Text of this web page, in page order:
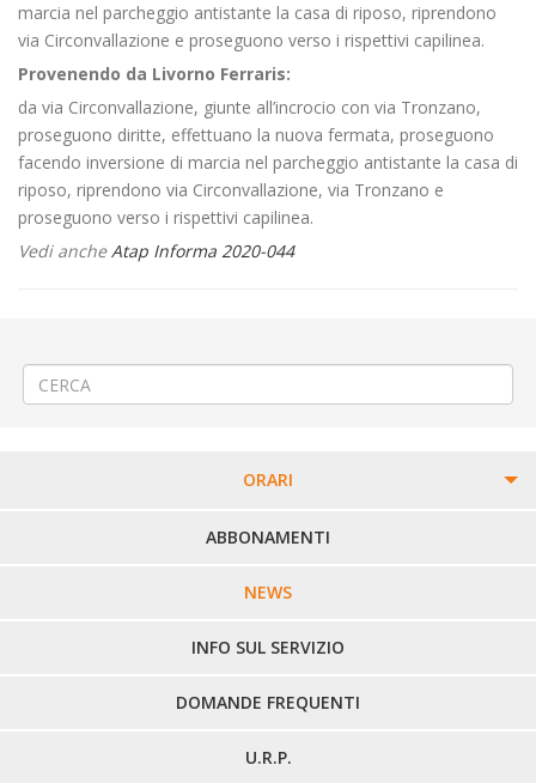
marcia nel parcheggio antistante la casa di riposo, riprendono
via Circonvallazione e proseguono verso i rispettivi capilinea.
Provenendo da Livorno Ferraris:
da via Circonvallazione, giunte all’incrocio con via Tronzano,
proseguono diritte, effettuano la nuova fermata, proseguono
facendo inversione di marcia nel parcheggio antistante la casa di
riposo, riprendono via Circonvallazione, via Tronzano e
proseguono verso i rispettivi capilinea.
Vedi ancheAtap Informa 2020-044
ORARI
PERCORSI URBANI IN BIELLA
LINEE URBANE VERCELLI
LINEE EXTRAURBANE
ABBONAMENTI
NEWS
INFO SUL SERVIZIO
DOMANDE FREQUENTI
U.R.P.